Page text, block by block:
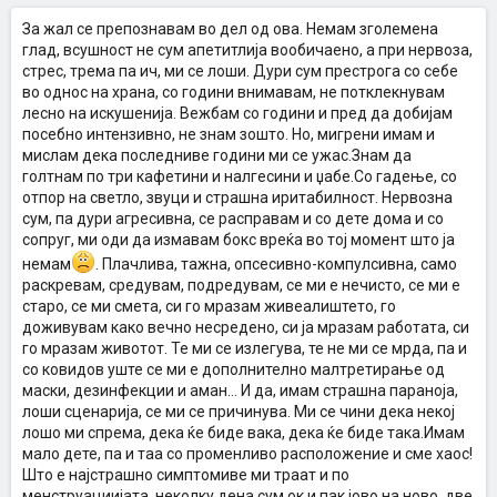
За жал се препознавам во дел од ова. Немам зголемена
глад, всушност не сум апетитлија вообичаено, а при нервоза,
стрес, трема па ич, ми се лоши. Дури сум престрога со себе
во однос на храна, со години внимавам, не потклекнувам
лесно на искушенија. Вежбам со години и пред да добијам
посебно интензивно, не знам зошто. Но, мигрени имам и
мислам дека последниве години ми се ужас.Знам да
голтнам по три кафетини и налгесини и џабе.Со гадење, со
отпор на светло, звуци и страшна иритабилност. Нервозна
сум, па дури агресивна, се расправам и со дете дома и со
сопруг, ми оди да измавам бокс вреќа во тој момент што ја
немам
. Плачлива, тажна, опсесивно-компулсивна, само
раскревам, средувам, подредувам, се ми е нечисто, се ми е
старо, се ми смета, си го мразам живеалиштето, го
доживувам како вечно несредено, си ја мразам работата, си
го мразам животот. Те ми се излегува, те не ми се мрда, па и
со ковидов уште се ми е дополнително малтретирање од
маски, дезинфекции и аман... И да, имам страшна параноја,
лоши сценарија, се ми се причинува. Ми се чини дека некој
лошо ми спрема, дека ќе биде вака, дека ќе биде така.Имам
мало дете, па и таа со променливо расположение и сме хаос!
Што е најстрашно симптомиве ми траат и по